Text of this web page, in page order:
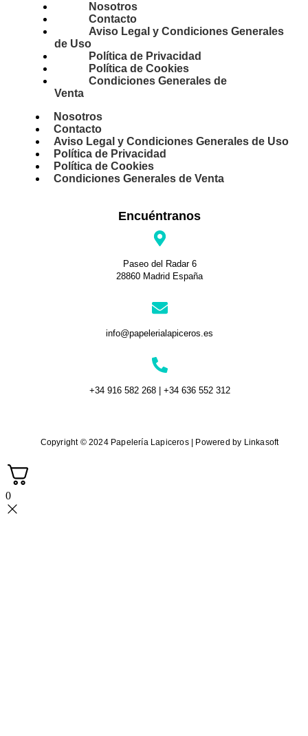
Nosotros
Contacto
Aviso Legal y Condiciones Generales
de Uso
Política de Privacidad
Política de Cookies
Condiciones Generales de
Venta
Nosotros
Contacto
Aviso Legal y Condiciones Generales de Uso
Política de Privacidad
Política de Cookies
Condiciones Generales de Venta
Encuéntranos
Paseo del Radar 6
28860 Madrid España
info@papelerialapiceros.es
+34 916 582 268 | +34 636 552 312
Copyright © 2024 Papelería Lapiceros | Powered by Linkasoft
0